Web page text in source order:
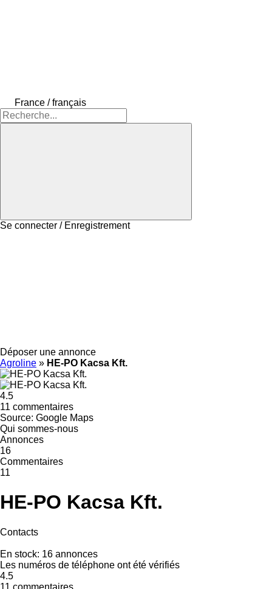
France / français
Se connecter / Enregistrement
Déposer une annonce
Agroline » HE-PO Kacsa Kft.
4.5
11 commentaires
Source: Google Maps
Qui sommes-nous
Annonces
16
Commentaires
11
HE-PO Kacsa Kft.
Contacts
En stock: 16 annonces
Les numéros de téléphone ont été vérifiés
4.5
11 commentaires